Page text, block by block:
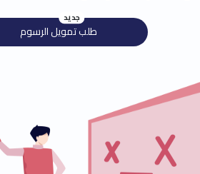
طلب تمويل الرسوم
جديد